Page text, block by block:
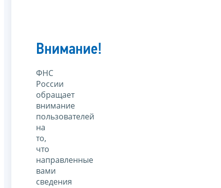
Внимание!
ФНС
России
обращает
внимание
пользователей
на
то,
что
направленные
вами
сведения